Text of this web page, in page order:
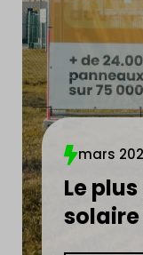
mars
Le